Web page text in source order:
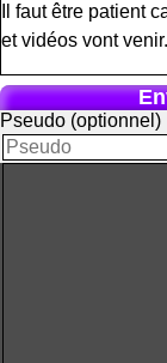
Il faut être patient
et vidéos vont venir.
Pseudo (optionnel)